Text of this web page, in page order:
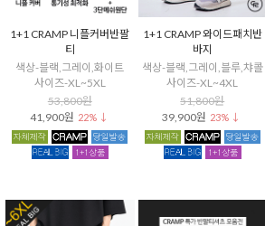
1+1 CRAMP 니플커버반팔
티
색상-블랙,그레이,화이트
사이즈-XL~5XL
53,800원
41,900원 22% ↓
1+1 CRAMP 와이드패치반
바지
색상-블랙,그레이,블루,챠콜
사이즈-XL~4XL
51,800원
39,900원 23% ↓